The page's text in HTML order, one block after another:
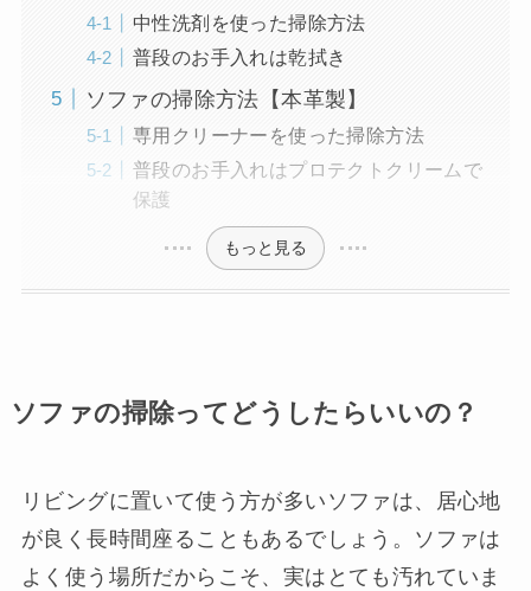
中性洗剤を使った掃除方法
普段のお手入れは乾拭き
ソファの掃除方法【本革製】
専用クリーナーを使った掃除方法
普段のお手入れはプロテクトクリームで
保護
もっと見る
ソファの掃除ってどうしたらいいの？
リビングに置いて使う方が多いソファは、居心地
が良く長時間座ることもあるでしょう。ソファは
よく使う場所だからこそ、実はとても汚れていま